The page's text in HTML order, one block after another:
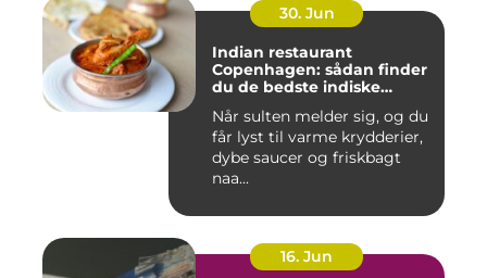
30. Jun
Indian restaurant
Copenhagen: sådan finder
du de bedste indiske
Når sulten melder sig, og du
får lyst til varme krydderier,
dybe saucer og friskbagt
naa...
16. Jun